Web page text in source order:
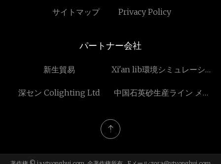
サイトマップ Privacy Policy
パートナー会社
新生貿易
Xi'an lib環境シミュレーショ
深セン Colighting Ltd
中国石英砂生産ライン メー